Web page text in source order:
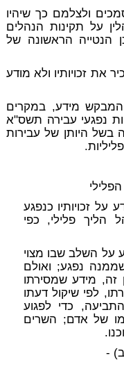
ולצלמם כך שיהיו
על תקינות הנהלים
הנטייה הראשונה של
את זכויותיו ולא מודע
מידע, במקרים
נפגעי עבירה תשס"א
בשל היותן של עבירות
על זכויותיו כנפגע
הליך פלילי, כפי
על השלב שבו מצוי
נפגע; ואולם
זה, מידע שמסירתו
לפי שיקול דעתו
כדי לפגוע
של אדם; השרים
-